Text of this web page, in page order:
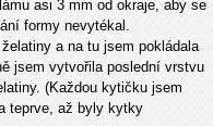
asi 3 mm od okraje, aby se
formy nevytékal.
a na tu jsem pokládala
jsem vytvořila poslední vrstvu
(Každou kytičku jsem
teprve, až byly kytky